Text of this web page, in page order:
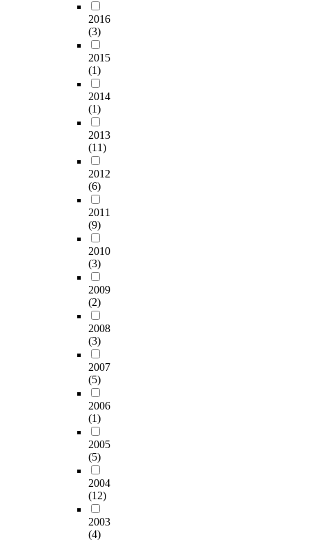
2016
(3)
2015
(1)
2014
(1)
2013
(11)
2012
(6)
2011
(9)
2010
(3)
2009
(2)
2008
(3)
2007
(5)
2006
(1)
2005
(5)
2004
(12)
2003
(4)